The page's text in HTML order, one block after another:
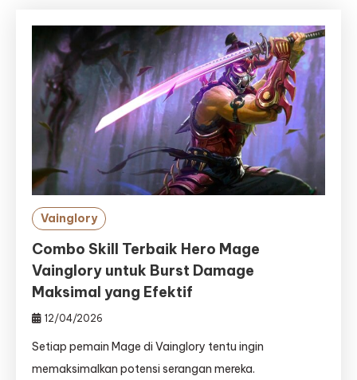
Vainglory
Combo Skill Terbaik Hero Mage
Vainglory untuk Burst Damage
Maksimal yang Efektif
12/04/2026
Setiap pemain Mage di Vainglory tentu ingin
memaksimalkan potensi serangan mereka.